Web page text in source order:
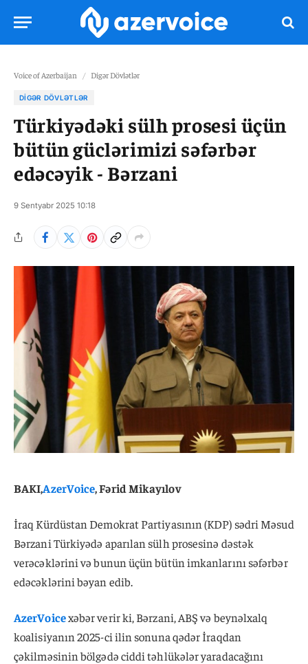
Voice of Azerbaijan / Digər Dövlətlər
DIGƏR DÖVLƏTLƏR
Türkiyədəki sülh prosesi üçün
bütün güclərimizi səfərbər
edəcəyik - Bərzani
9 Sentyabr 2025 10:18
BAKI,AzerVoice, Fərid Mikayılov
İraq Kürdüstan Demokrat Partiyasının (KDP) sədri Məsud
Bərzani Türkiyədə aparılan sülh prosesinə dəstək
verəcəklərini və bunun üçün bütün imkanlarını səfərbər
edəcəklərini bəyan edib.
AzerVoicexəbər verir ki, Bərzani, ABŞ və beynəlxalq
koalisiyanın 2025-ci ilin sonuna qədər İraqdan
çəkilməsinin bölgədə ciddi təhlükələr yaradacağını